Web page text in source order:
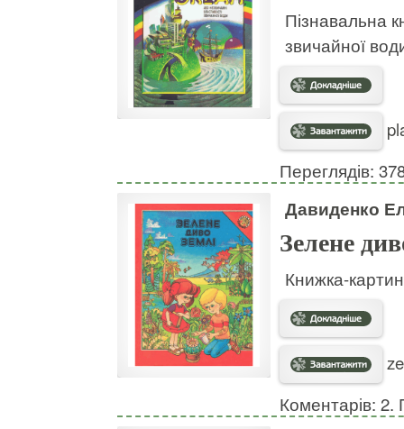
Пізнавальна
звичайної
Переглядів:
Давиденко
Зелене
Книжка-
Коментарів: 2.